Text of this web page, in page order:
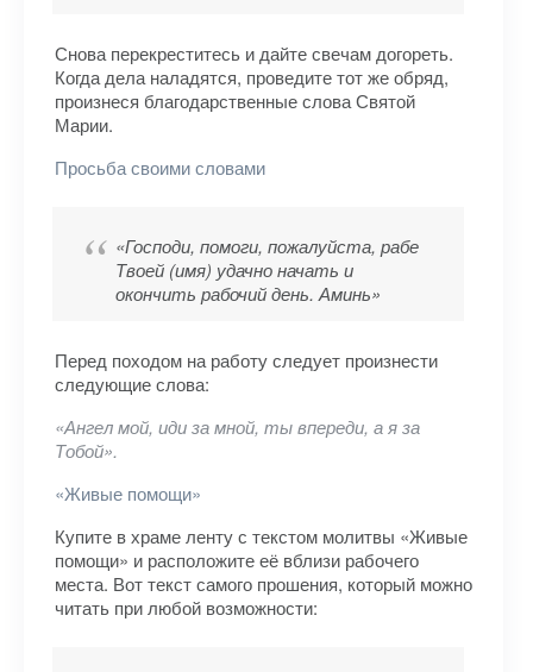
Снова перекреститесь и дайте свечам догореть.
Когда дела наладятся, проведите тот же обряд,
произнеся благодарственные слова Святой
Марии.
Просьба своими словами
«Господи, помоги, пожалуйста, рабе
Твоей (имя) удачно начать и
окончить рабочий день. Аминь»
Перед походом на работу следует произнести
следующие слова:
«Ангел мой, иди за мной, ты впереди, а я за
Тобой».
«Живые помощи»
Купите в храме ленту с текстом молитвы «Живые
помощи» и расположите её вблизи рабочего
места. Вот текст самого прошения, который можно
читать при любой возможности: